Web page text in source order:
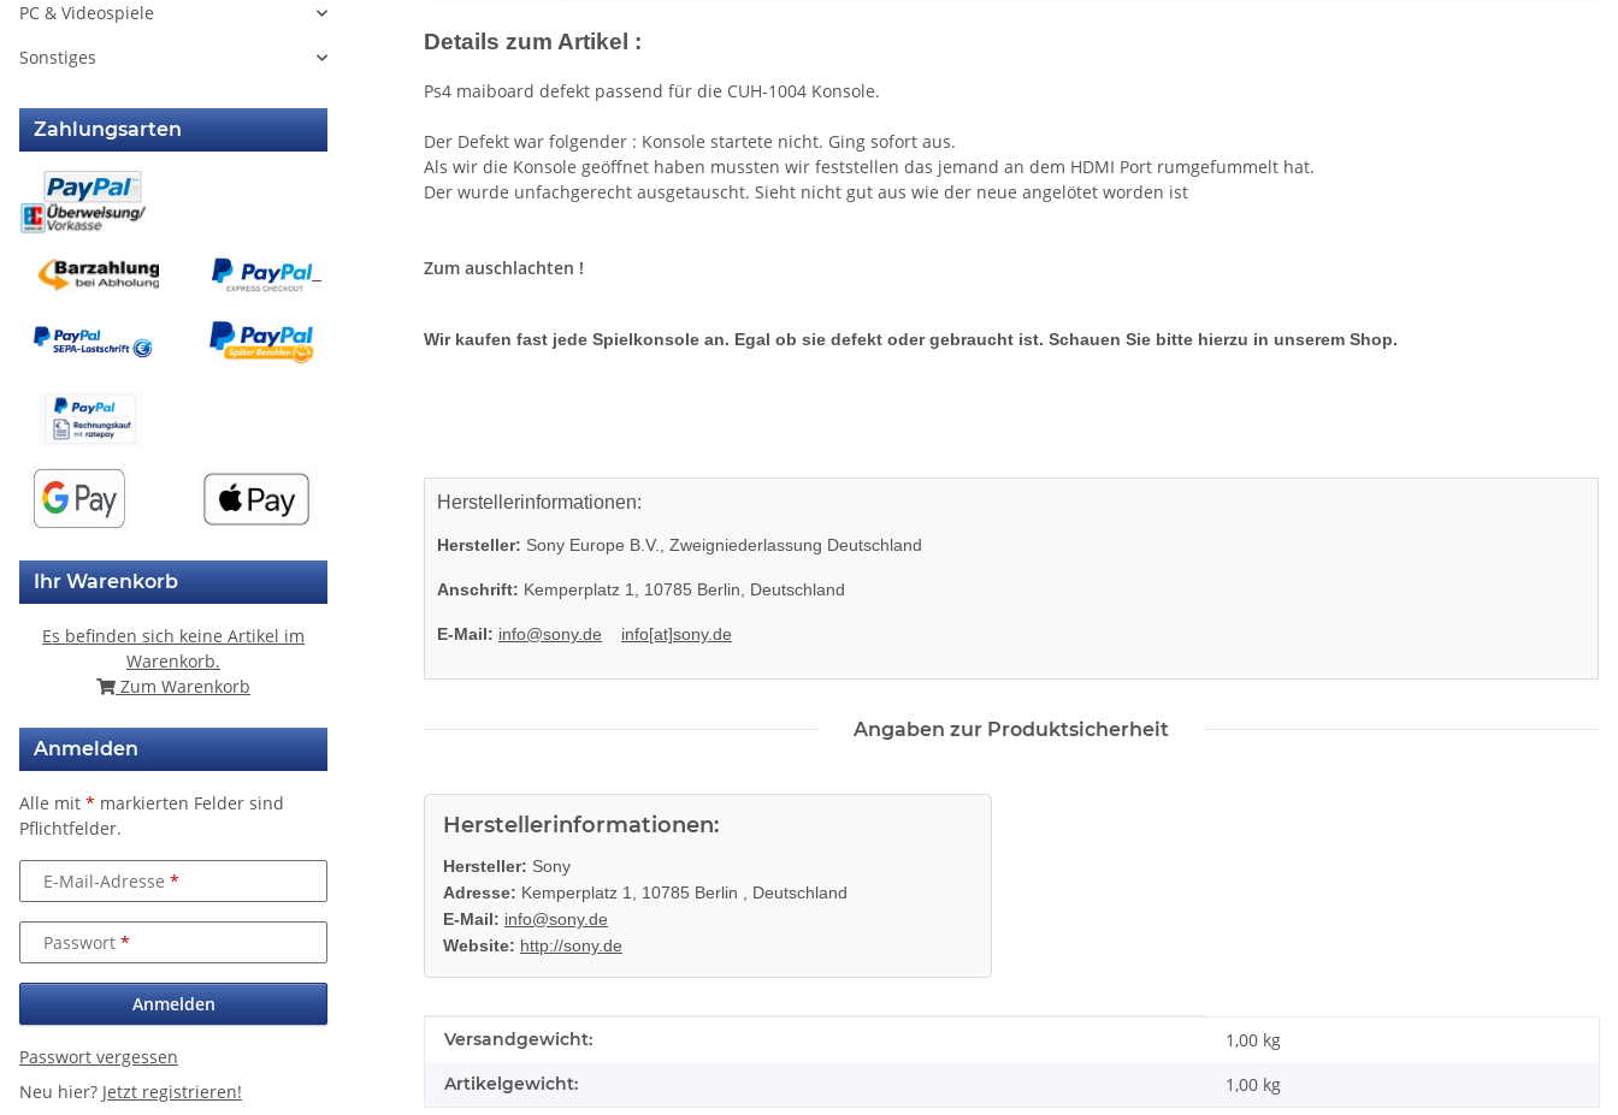
Details zum Artikel :
Ps4 maiboard defekt passend für die CUH-1004 Konsole.
Der Defekt war folgender : Konsole startete nicht. Ging sofort aus.
Als wir die Konsole geöffnet haben mussten wir feststellen das jemand an dem HDMI Port rumgefummelt hat.
Der wurde unfachgerecht ausgetauscht. Sieht nicht gut aus wie der neue angelötet worden ist
Zum auschlachten !
Wir kaufen fast jede Spielkonsole an. Egal ob sie defekt oder gebraucht ist. Schauen Sie bitte hierzu in unserem Shop.
Herstellerinformationen:
Hersteller: Sony Europe B.V., Zweigniederlassung Deutschland
Anschrift: Kemperplatz 1, 10785 Berlin, Deutschland
E-Mail: info@sony.de info[at]sony.de
Angaben zur Produktsicherheit
Herstellerinformationen:
Hersteller: Sony
Adresse: Kemperplatz 1, 10785 Berlin , Deutschland
E-Mail: info@sony.de
Website: http://sony.de
Produkteigenschaft
Wert
Versandgewicht: 1,00 kg
Artikelgewicht: 1,00 kg
PC & Videospiele
Sonstiges
Zahlungsarten
Ihr Warenkorb
Es befinden sich keine Artikel im
Warenkorb.
Zum Warenkorb
Anmelden
Alle mit * markierten Felder sind
Pflichtfelder.
E-Mail-Adresse
Passwort
Anmelden
Passwort vergessen
Neu hier? Jetzt registrieren!